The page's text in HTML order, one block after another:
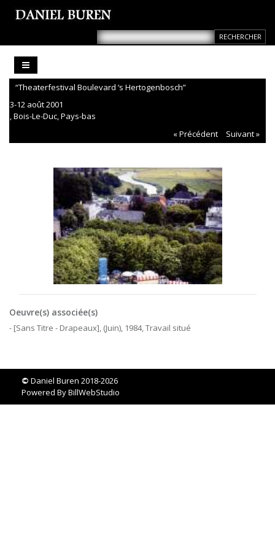
“Theaterfestival Boulevard ‘s Hertogenbosch”
3-12 août 2001
, Bois-Le-Duc, Pays-bas
« Précédent
Suivant »
Oeuvre(s) associée(s)
- [Sans Titre - Drapeaux], (Juin), 1984, Travail situé
© Daniel Buren 2018-2026
Powered ByBillWebStudio